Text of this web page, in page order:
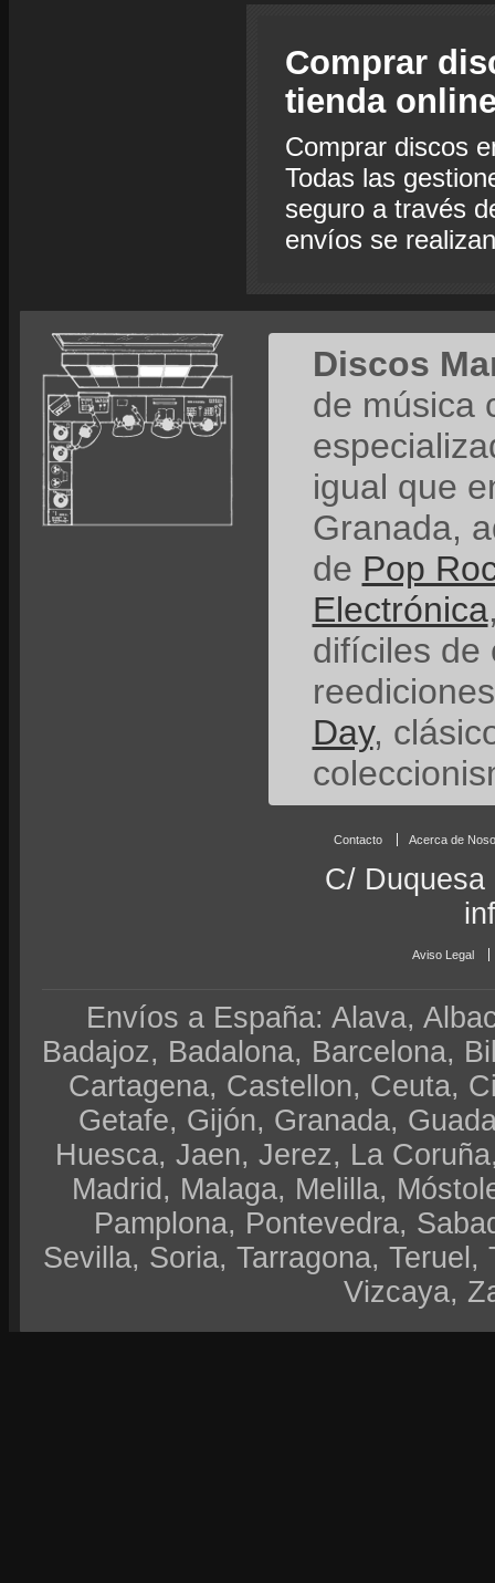
Comprar
tienda
Comprar discos
Todas las
seguro a través
envíos se
Discos
de música
igual que
Granada,
de Pop
Electrónica
difíciles de
Day,
Contacto Acerca de
C/ Duquesa
Aviso Legal
Envíos a España: Alava,
Badajoz, Badalona, Barcelona,
Cartagena, Castellon, Ceuta,
Getafe, Gijón, Granada,
Huesca, Jaen, Jerez, La
Madrid, Malaga, Melilla,
Pamplona, Pontevedra,
Sevilla, Soria, Tarragona,
Vizcaya,